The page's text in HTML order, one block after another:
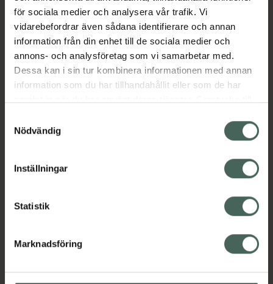
för sociala medier och analysera vår trafik. Vi
vidarebefordrar även sådana identifierare och annan
information från din enhet till de sociala medier och
annons- och analysföretag som vi samarbetar med.
Dessa kan i sin tur kombinera informationen med annan
information som du har tillhandahållit eller som de har
återkalla ditt samtycke via webbplatsens
cookieinställningar. Ett återkallat samtycke påverkar inte
lagligheten av behandling som skett innan återkallelsen.
Nödvändig
Inställningar
Statistik
Marknadsföring
och vårdar det känsliga området runt ögonen.
Resultatet är en piggare, mer vaken blick.
Dermatologiskt och oftalmologiskt testad.
Vegansk, naturligt certifierad.
EAN:03596200056123
Kategorier:
Ögonmask
Innehåll Visa
Instruktioner Visa
Upptäck flera produkter inom